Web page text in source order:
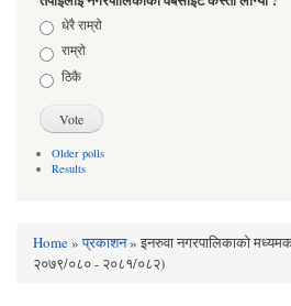
Choicesधेरै राम्रो
राम्रो
ठिकै
Older polls
Results
You are here
Home»प्रकाशन» इनरुवा नगरपालिकाको
२०७९/०८० - २०८१/०८२)